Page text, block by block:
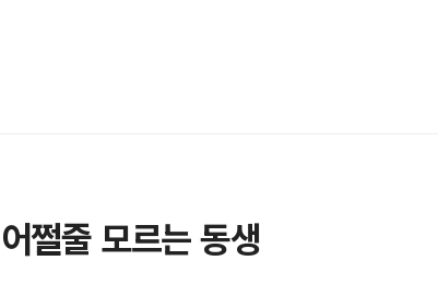
쩔줄 모르는 동생